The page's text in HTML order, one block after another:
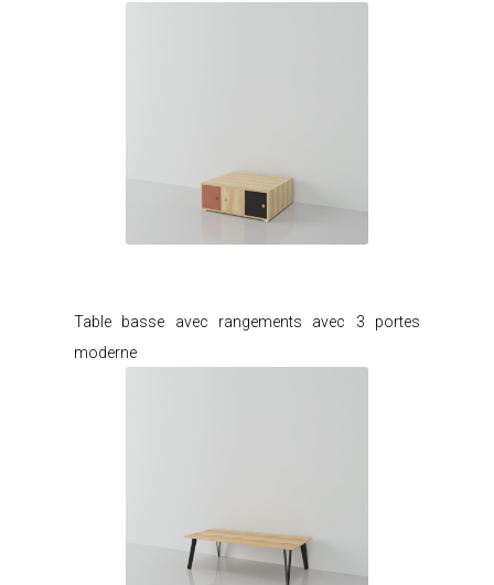
Table basse avec rangements avec 3 portes
moderne